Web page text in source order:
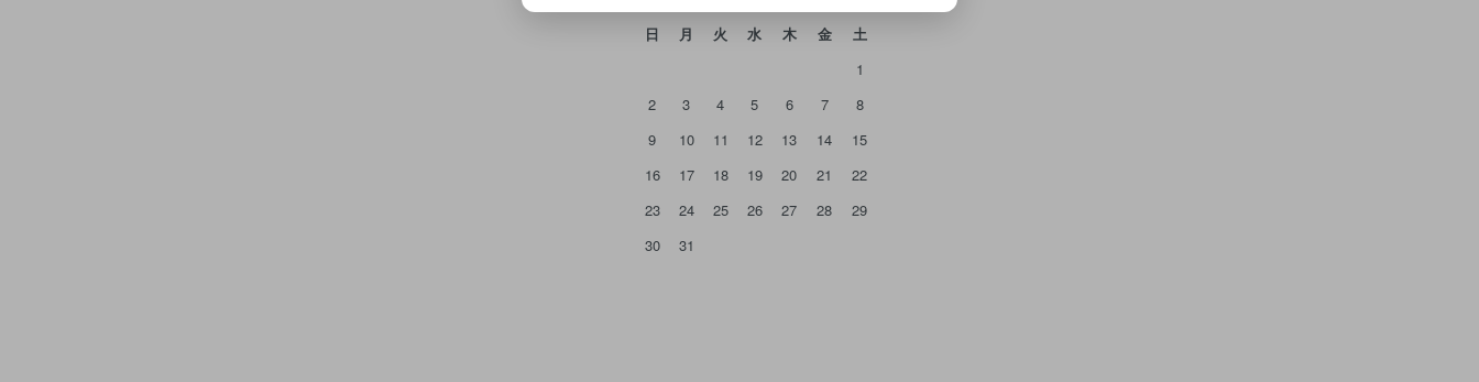
日 月 火 水 木 金
土
1
2
3 4 5 6 7
8
9
10 11 12 13 14
15
16
17 18 19 20 21
22
23
24 25 26 27 28
29
30
31